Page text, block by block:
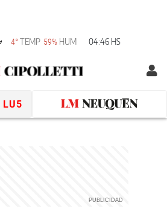
4° TEMP 59% HUM 04:46 HS
LU5